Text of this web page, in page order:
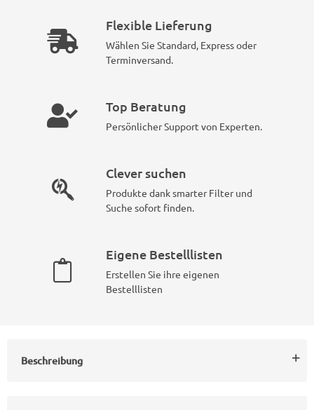
Flexible Lieferung
Wählen Sie Standard, Express oder
Terminversand.
Top Beratung
Persönlicher Support von Experten.
Clever suchen
Produkte dank smarter Filter und
Suche sofort finden.
Eigene Bestelllisten
Erstellen Sie ihre eigenen
Bestelllisten
Beschreibung